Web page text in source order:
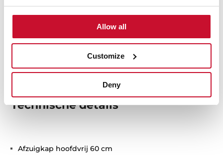
Allow all
Customize
Deny
Technische details
Afzuigkap hoofdvrij 60 cm